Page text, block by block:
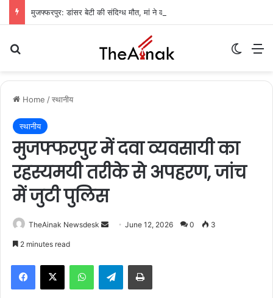
Home /स्थानीय
स्थानीय
मुजफ्फरपुर में दवा व्यवसायी का
रहस्यमयी तरीके से अपहरण, जांच
में जुटी पुलिस
TheAinak Newsdesk
a
June 12, 2026 0 3
2 minutes read
Telegram